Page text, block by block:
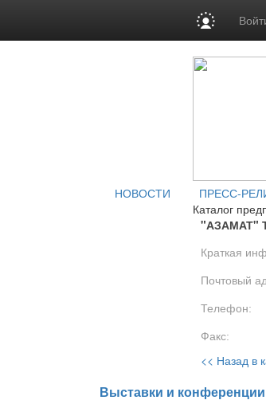
НОВОСТИ ПРЕСС-
Каталог
"АЗАМАТ"
Краткая
Почтовый
Телефон:
Факс:
<< Назад в
Выставки и